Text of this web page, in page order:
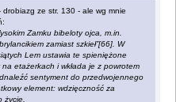
drobiazg ze str. 130 - ale wg mnie
Zamku bibeloty ojca, m.in.
zamiast szkieł”[66]. W
Lem ustawia te spieniężone
etażerkach i wkłada je z powrotem
sentyment do przedwojennego
element: wdzięczność za
życie.